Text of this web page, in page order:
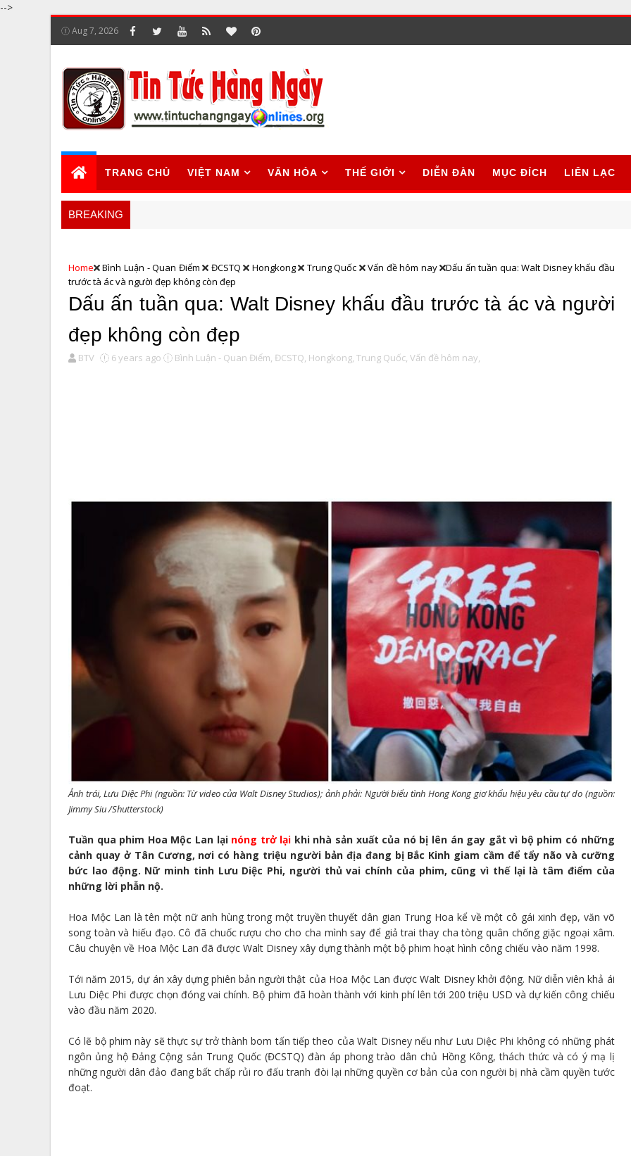
-->
Aug 7, 2026
TRANG CHỦ VIỆT NAM VĂN HÓA THẾ GIỚI DIỄN ĐÀN MỤC ĐÍCH LIÊN LẠC
BREAKING
Home Bình Luận - Quan Điểm ĐCSTQ Hongkong Trung Quốc Vấn đề hôm nay
Dấu ấn tuần qua: Walt Disney khấu đầu
trước tà ác và người đẹp không còn đẹp
Dấu ấn tuần qua: Walt Disney khấu đầu trước tà ác và người
đẹp không còn đẹp
BTV 6 years ago Bình Luận - Quan Điểm, ĐCSTQ, Hongkong, Trung Quốc, Vấn đề hôm nay,
Ảnh trái, Lưu Diệc Phi (nguồn: Từ video của Walt Disney Studios); ảnh phải: Người biểu tình Hong Kong giơ khẩu hiệu yêu cầu tự do (nguồn:
Jimmy Siu /Shutterstock)
Tuần qua phim Hoa Mộc Lan lại nóng trở lại khi nhà sản xuất của nó bị lên án gay gắt vì bộ phim có những
cảnh quay ở Tân Cương, nơi có hàng triệu người bản địa đang bị Bắc Kinh giam cầm để tẩy não và cưỡng
bức lao động. Nữ minh tinh Lưu Diệc Phi, người thủ vai chính của phim, cũng vì thế lại là tâm điểm của
những lời phẫn nộ.
Hoa Mộc Lan là tên một nữ anh hùng trong một truyền thuyết dân gian Trung Hoa kể về một cô gái xinh đẹp, văn võ
song toàn và hiếu đạo. Cô đã chuốc rượu cho cho cha mình say để giả trai thay cha tòng quân chống giặc ngoại xâm.
Câu chuyện về Hoa Mộc Lan đã được Walt Disney xây dựng thành một bộ phim hoạt hình công chiếu vào năm 1998.
Tới năm 2015, dự án xây dựng phiên bản người thật của Hoa Mộc Lan được Walt Disney khởi động. Nữ diễn viên khả ái
Lưu Diệc Phi được chọn đóng vai chính. Bộ phim đã hoàn thành với kinh phí lên tới 200 triệu USD và dự kiến công chiếu
vào đầu năm 2020.
Có lẽ bộ phim này sẽ thực sự trở thành bom tấn tiếp theo của Walt Disney nếu như Lưu Diệc Phi không có những phát
ngôn ủng hộ Đảng Cộng sản Trung Quốc (ĐCSTQ) đàn áp phong trào dân chủ Hồng Kông, thách thức và có ý mạ lị
những người dân đảo đang bất chấp rủi ro đấu tranh đòi lại những quyền cơ bản của con người bị nhà cầm quyền tước
đoạt.